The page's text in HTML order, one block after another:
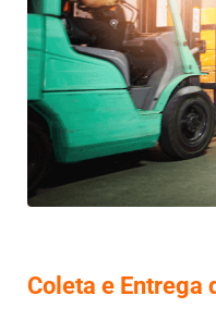
Coleta e Entrega